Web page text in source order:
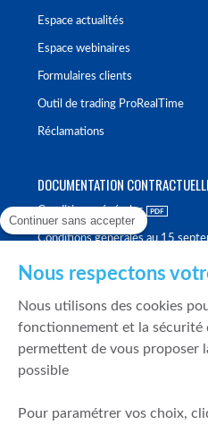
Espace actualités
Espace webinaires
Formulaires clients
Outil de trading ProRealTime
Réclamations
DOCUMENTATION
Conditions générales
Conditions générales au 15
Politique de meilleure sélection
Politique de durabilité
Fonds de garantie des dépôts et
Continuer sans accepter
Nous respectons
Nous utilisons des cookies
fonctionnement et la sécurité
permettent de vous proposer
possible
Pour paramétrer vos choix,